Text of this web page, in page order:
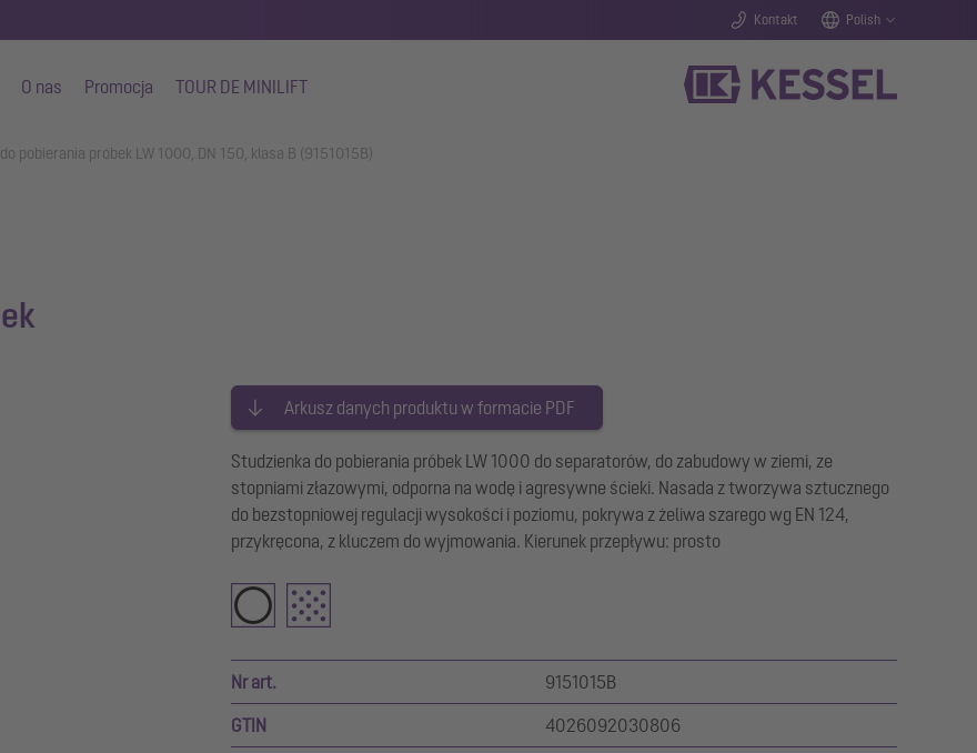
Kontakt Polish
O nas Promocja TOUR DE MINILIFT
pobierania próbek LW 1000, DN 150, klasa B (9151015B)
Arkusz danych produktu w formacie PDF
Studzienka do pobierania próbek LW 1000 do separatorów, do zabudowy w ziemi, ze
stopniami złazowymi, odporna na wodę i agresywne ścieki. Nasada z tworzywa sztucznego
do bezstopniowej regulacji wysokości i poziomu, pokrywa z żeliwa szarego wg EN 124,
przykręcona, z kluczem do wyjmowania. Kierunek przepływu: prosto
Nr art. 9151015B
GTIN 4026092030806